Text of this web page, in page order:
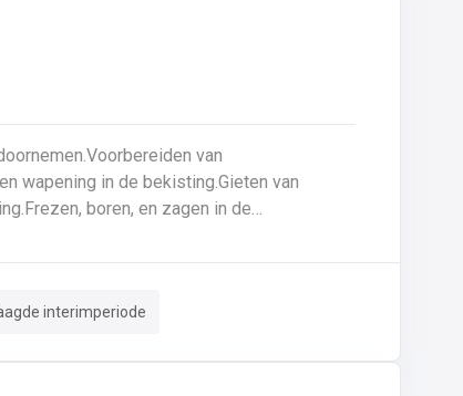
wapening in de bekisting.Gieten van
boren, en zagen in de
interimperiode